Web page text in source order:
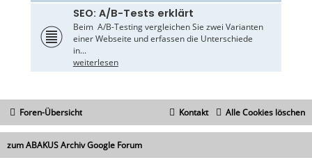
SEO: A/B-Tests erklärt
Beim A/B-Testing vergleichen Sie zwei Varianten
einer Webseite und erfassen die Unterschiede
in...
weiterlesen
Foren-Übersicht Alle Cookies löschen
Kontakt
zum ABAKUS Archiv Google Forum